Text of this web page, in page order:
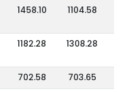
1458.10 1104.58
1182.28 1308.28
702.58
703.65